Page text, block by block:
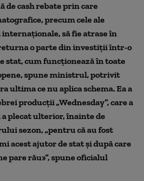
de cash rebate prin care
precum cele ale
să fie atrase în
o parte din investiții într-o
stat, cum funcționează în toate
spune ministrul, potrivit
ultima ce nu aplica schema. Ea a
producții „Wednesday”, care a
plecat ulterior, înainte de
sezon, „pentru că au fost
acest ajutor de stat și după care
pare rău»”, spune oficialul